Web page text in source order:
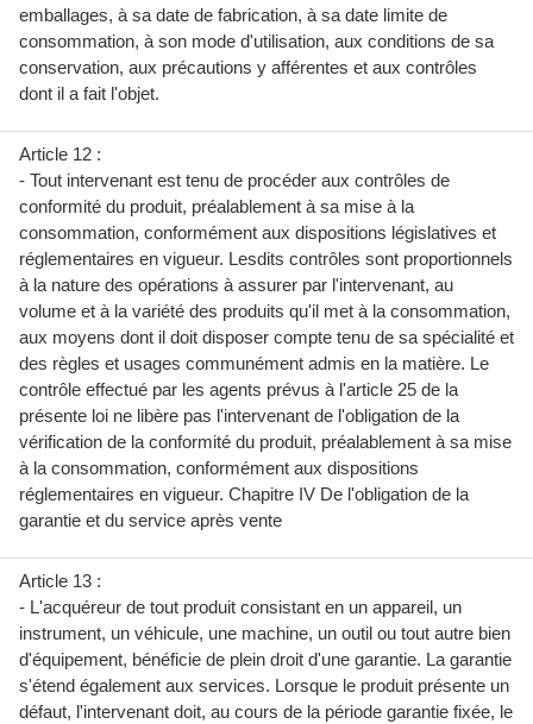
emballages, à sa date de fabrication, à sa date limite de
consommation, à son mode d'utilisation, aux conditions de sa
conservation, aux précautions y afférentes et aux contrôles
dont il a fait l'objet.
Article 12 :
- Tout intervenant est tenu de procéder aux contrôles de
conformité du produit, préalablement à sa mise à la
consommation, conformément aux dispositions législatives et
réglementaires en vigueur. Lesdits contrôles sont proportionnels
à la nature des opérations à assurer par l'intervenant, au
volume et à la variété des produits qu'il met à la consommation,
aux moyens dont il doit disposer compte tenu de sa spécialité et
des règles et usages communément admis en la matière. Le
contrôle effectué par les agents prévus à l'article 25 de la
présente loi ne libère pas l'intervenant de l'obligation de la
vérification de la conformité du produit, préalablement à sa mise
à la consommation, conformément aux dispositions
réglementaires en vigueur. Chapitre IV De l'obligation de la
garantie et du service après vente
Article 13 :
- L'acquéreur de tout produit consistant en un appareil, un
instrument, un véhicule, une machine, un outil ou tout autre bien
d'équipement, bénéficie de plein droit d'une garantie. La garantie
s'étend également aux services. Lorsque le produit présente un
défaut, l'intervenant doit, au cours de la période garantie fixée, le